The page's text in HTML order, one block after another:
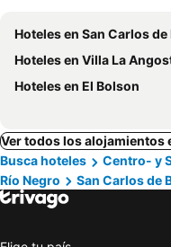
Hoteles en San Carlos de
Hoteles en Villa La
Hoteles en El Bolson
Ver todos los alojamientos
Busca hoteles
Centro- y
Río Negro
San Carlos de